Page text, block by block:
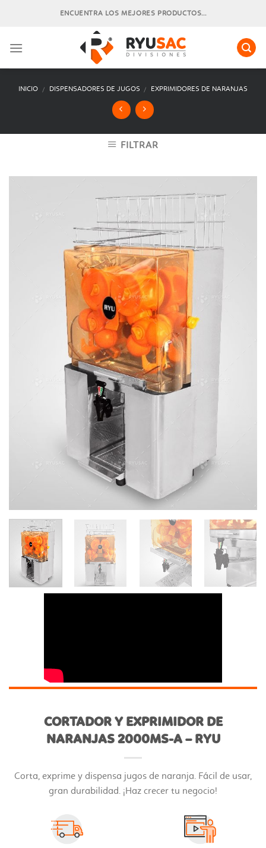
ENCUENTRA LOS MEJORES PRODUCTOS...
INICIO / DISPENSADORES DE JUGOS / EXPRIMIDORES DE NARANJAS
FILTRAR
CORTADOR Y EXPRIMIDOR DE
NARANJAS 2000MS-A – RYU
Corta, exprime y dispensa jugos de naranja. Fácil de usar,
gran durabilidad. ¡Haz crecer tu negocio!